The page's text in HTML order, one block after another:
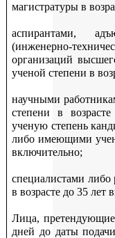
магистратуры в
аспирантами,
(инженерно-
организаций
ученой степени в
научными
степени в
ученую степень
либо имеющими
включительно;
специалистами
в возрасте до 35 лет
Лица,
дней до даты